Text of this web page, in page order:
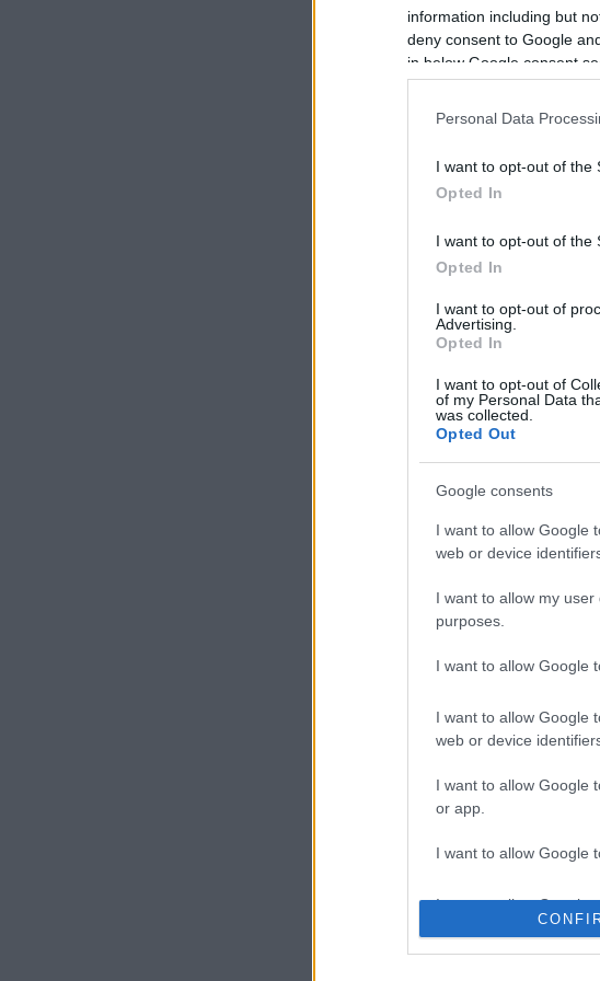
information including but
deny consent to Google
in below Google consent
Personal Data
I want to opt-out of the
Opted In
I want to opt-out of the
Opted In
I want to opt-out of
Advertising.
Opted In
I want to opt-out of
of my Personal Data
was collected.
Opted Out
Google consents
I want to allow Google
web or device
I want to allow my
purposes.
I want to allow Google
I want to allow Google
web or device
I want to allow Google
or app.
I want to allow Google
I want to allow Google
authentication